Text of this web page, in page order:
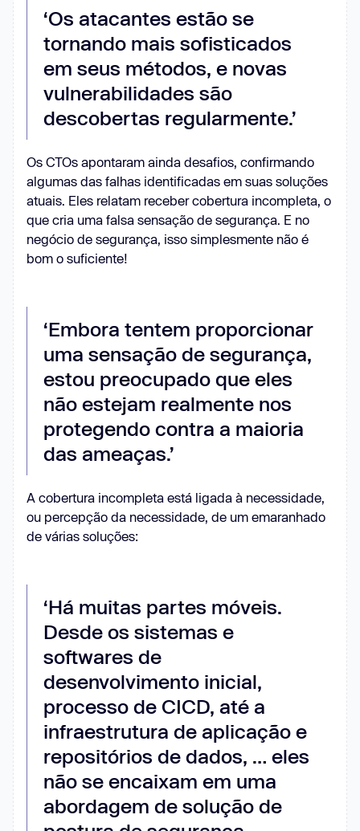
‘Os atacantes estão se
tornando mais sofisticados
em seus métodos, e novas
vulnerabilidades são
descobertas regularmente.’
Os CTOs apontaram ainda desafios, confirmando
algumas das falhas identificadas em suas soluções
atuais. Eles relatam receber cobertura incompleta, o
que cria uma falsa sensação de segurança. E no
negócio de segurança, isso simplesmente não é
bom o suficiente!
‘Embora tentem proporcionar
uma sensação de segurança,
estou preocupado que eles
não estejam realmente nos
protegendo contra a maioria
das ameaças.’
A cobertura incompleta está ligada à necessidade,
ou percepção da necessidade, de um emaranhado
de várias soluções:
‘Há muitas partes móveis.
Desde os sistemas e
softwares de
desenvolvimento inicial,
processo de CICD, até a
infraestrutura de aplicação e
repositórios de dados, … eles
não se encaixam em uma
abordagem de solução de